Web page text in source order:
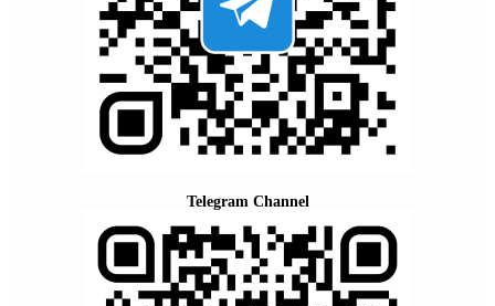
Telegram Channel